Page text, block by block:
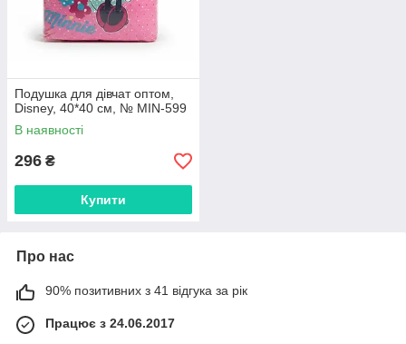
Подушка для дівчат оптом,
Disney, 40*40 см, № MIN-599
В наявності
296 ₴
Купити
Про нас
90% позитивних з 41 відгука за рік
Працює з 24.06.2017